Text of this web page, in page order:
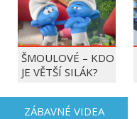
ŠMOULOVÉ – KDO
JE VĚTŠÍ SILÁK?
ZÁBAVNÉ VIDEA